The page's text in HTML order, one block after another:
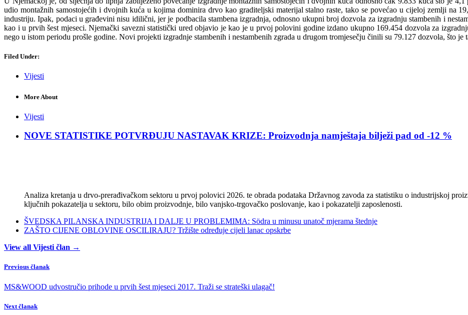
udio montažnih samostojećih i dvojnih kuća u kojima dominira drvo kao graditeljski materijal stalno raste, tako se povećao u cijeloj zemlji na
industriju. Ipak, podaci u građevini nisu idilični, jer je podbacila stambena izgradnja, odnosno ukupni broj dozvola za izgradnju stambenih i
kao i u prvih šest mjeseci. Njemački savezni statistički ured objavio je kao je u prvoj polovini godine izdano ukupno 169.454 dozvola za
nego u istom periodu prošle godine. Novi projekti izgradnje stambenih i nestambenih zgrada u drugom tromjesečju činili su 79.127 dozvola, što
Filed Under:
Vijesti
More About
Vijesti
NOVE STATISTIKE POTVRĐUJU NASTAVAK KRIZE: Proizvodnja namještaja bilježi pad od -12 %
Analiza kretanja u drvo-prerađivačkom sektoru u prvoj polovici 2026. te obrada podataka Državnog zavoda za statistiku o industrijskoj
ključnih pokazatelja u sektoru, bilo obim proizvodnje, bilo vanjsko-trgovačko poslovanje, kao i pokazatelji zaposlenosti.
ŠVEDSKA PILANSKA INDUSTRIJA I DALJE U PROBLEMIMA: Södra u minusu unatoč mjerama štednje
ZAŠTO CIJENE OBLOVINE OSCILIRAJU? Tržište određuje cijeli lanac opskrbe
View all Vijesti član →
Previous članak
MS&WOOD udvostručio prihode u prvih šest mjeseci 2017. Traži se strateški ulagač!
Next članak